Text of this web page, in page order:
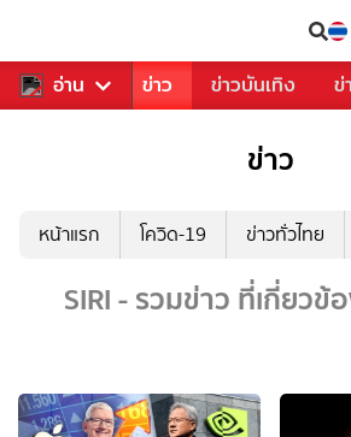
อ่าน
คุณ กีฬา ข่าว ข่าวบันเทิง ข่
ข่าว
หน้าแรก โควิด-19 ข่าวทั่วไทย
SIRI - รวมข่าว ที่เกี่ยวข้